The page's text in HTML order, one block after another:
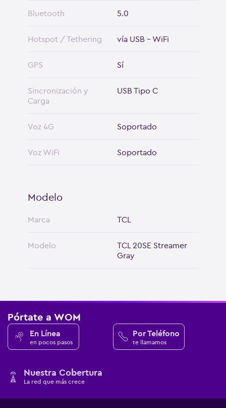
Bluetooth 5.0
Hotspot / Tethering vía USB - WiFi
GPS Sí
Sincronización y
Carga
USB Tipo C
Voz 4G Soportado
Voz WiFi Soportado
Modelo
Marca TCL
Modelo
TCL 20SE Streamer
Gray
Pórtate a WOM
En Línea
en pocos pasos
Por Teléfono
te llamamos
Nuestra Cobertura
La red que más crece